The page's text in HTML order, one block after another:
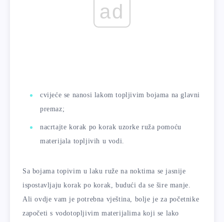
ad
cvijeće se nanosi lakom topljivim bojama na glavni
premaz;
nacrtajte korak po korak uzorke ruža pomoću
materijala topljivih u vodi.
Sa bojama topivim u laku ruže na noktima se jasnije
ispostavljaju korak po korak, budući da se šire manje.
Ali ovdje vam je potrebna vještina, bolje je za početnike
započeti s vodotopljivim materijalima koji se lako